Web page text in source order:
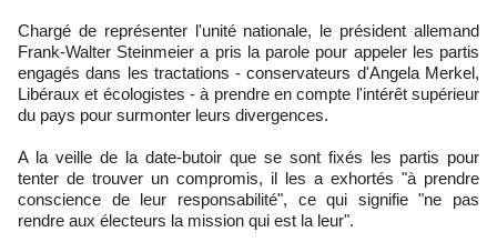
Chargé de représenter l'unité nationale, le président allemand
Frank-Walter Steinmeier a pris la parole pour appeler les partis
engagés dans les tractations - conservateurs d'Angela Merkel,
Libéraux et écologistes - à prendre en compte l'intérêt supérieur
du pays pour surmonter leurs divergences.
A la veille de la date-butoir que se sont fixés les partis pour
tenter de trouver un compromis, il les a exhortés "à prendre
conscience de leur responsabilité", ce qui signifie "ne pas
rendre aux électeurs la mission qui est la leur".